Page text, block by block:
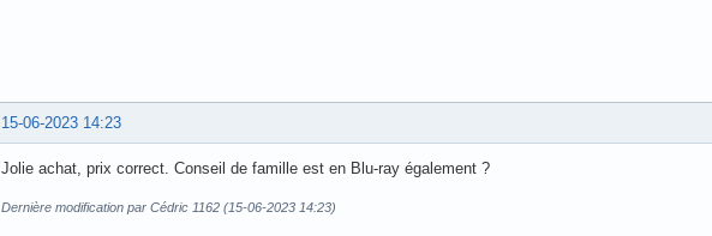
15-06-2023 14:23
Jolie achat, prix correct. Conseil de famille est en Blu-ray également ?
Dernière modification par Cédric 1162 (15-06-2023 14:23)